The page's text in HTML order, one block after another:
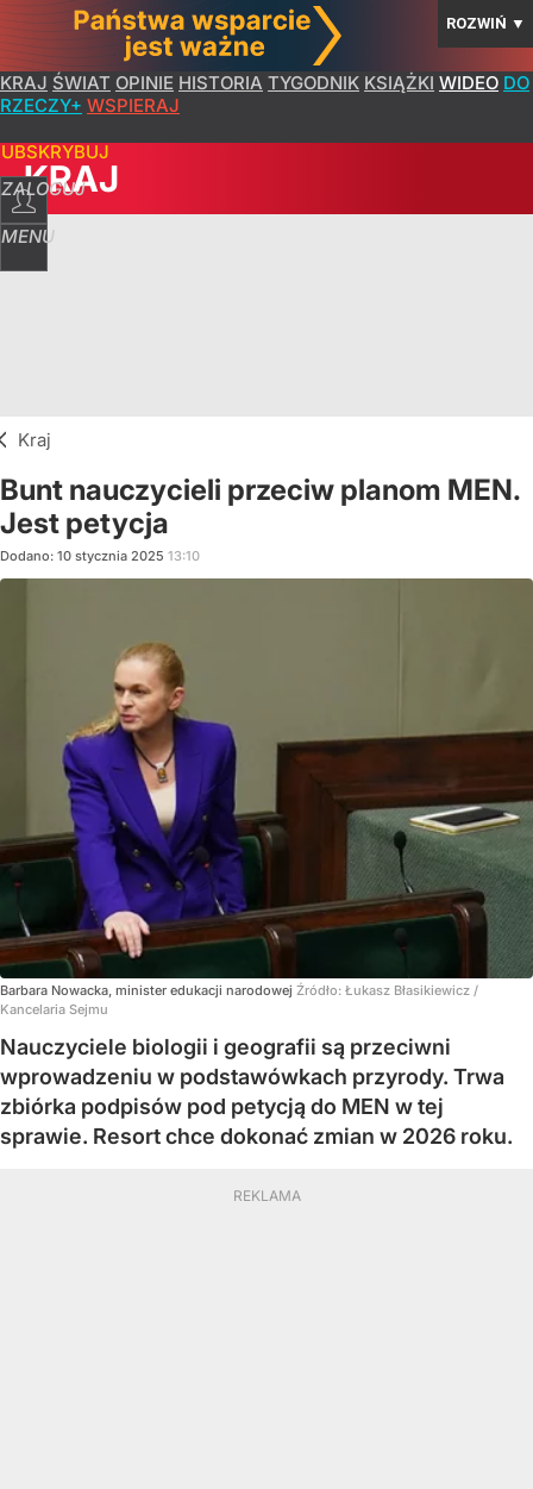
ROZWIŃ ▼
KRAJ ŚWIAT OPINIE HISTORIA TYGODNIK KSIĄŻKI WIDEO DO
RZECZY+ WSPIERAJ
ZALOGUJ
MENU
KRAJ
Kraj
Bunt nauczycieli przeciw planom MEN.
Jest petycja
Dodano: 10 stycznia 2025 13:10
Barbara Nowacka, minister edukacji narodowej Źródło: Łukasz Błasikiewicz /
Kancelaria Sejmu
Nauczyciele biologii i geografii są przeciwni
wprowadzeniu w podstawówkach przyrody. Trwa
zbiórka podpisów pod petycją do MEN w tej
sprawie. Resort chce dokonać zmian w 2026 roku.